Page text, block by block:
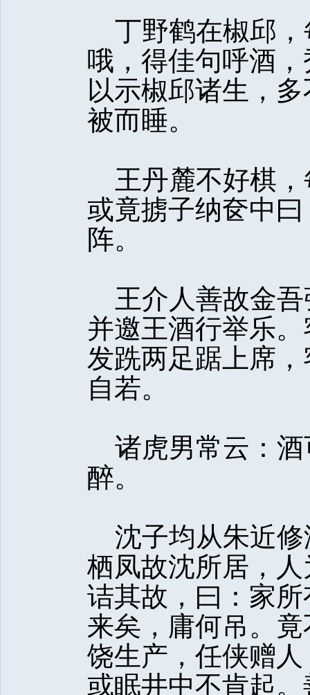
丁野鹤在椒邱，
哦，得佳句呼酒
以示椒邱诸生，
被而睡。
王丹麓不好棋，
或竟掳子纳奁中
阵。
王介人善故金吾
并邀王酒行举乐
发跣两足踞上席
自若。
诸虎男常云：酒
醉。
沈子均从朱近修
栖凤故沈所居，
诘其故，曰：家
来矣，庸何吊。
饶生产，任侠赠
或眠井中不肯起